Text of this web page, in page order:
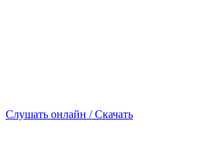
Слушать онлайн / Скачать